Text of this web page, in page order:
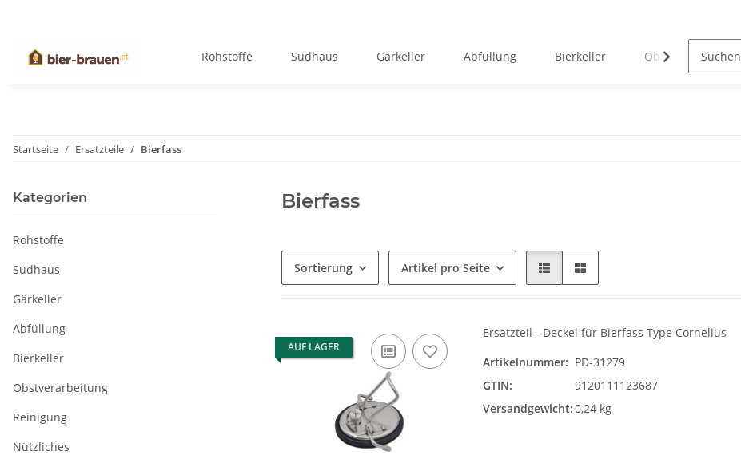
Rohstoffe Sudhaus Gärkeller Abfüllung Bierkeller Obstverarbeitung
Startseite Ersatzteile Bierfass
Bierfass
Sortierung Artikel pro Seite
AUF LAGER
Ersatzteil - Deckel für Bierfass Type Cornelius
Artikelnummer: PD-31279
GTIN:
9120111123687
Versandgewicht:0,24 kg
Kategorien
Rohstoffe
Sudhaus
Gärkeller
Abfüllung
Bierkeller
Obstverarbeitung
Reinigung
Nützliches